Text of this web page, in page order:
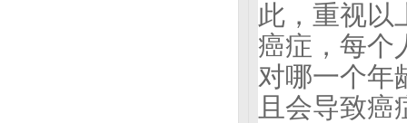
此，重视以
癌症，每个
对哪一个年
且会导致癌